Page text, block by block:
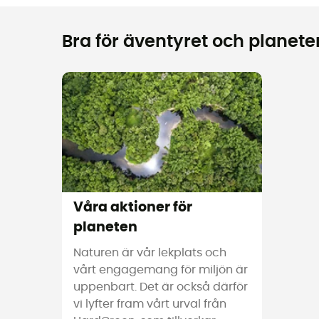
Bra för äventyret och
Våra aktioner för
planeten
Naturen är vår lekplats och
vårt engagemang för miljön är
uppenbart. Det är också därför
vi lyfter fram vårt urval från